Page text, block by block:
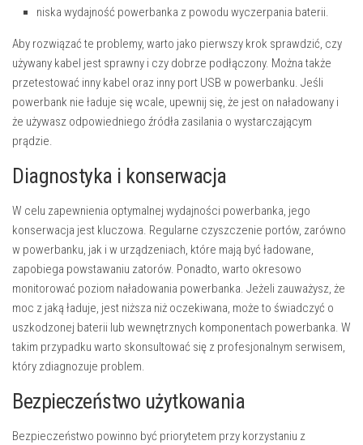
niska wydajność powerbanka z powodu wyczerpania baterii.
Aby rozwiązać te problemy, warto jako pierwszy krok sprawdzić, czy
używany kabel jest sprawny i czy dobrze podłączony. Można także
przetestować inny kabel oraz inny port USB w powerbanku. Jeśli
powerbank nie ładuje się wcale, upewnij się, że jest on naładowany i
że używasz odpowiedniego źródła zasilania o wystarczającym
prądzie.
Diagnostyka i konserwacja
W celu zapewnienia optymalnej wydajności powerbanka, jego
konserwacja jest kluczowa. Regularne czyszczenie portów, zarówno
w powerbanku, jak i w urządzeniach, które mają być ładowane,
zapobiega powstawaniu zatorów. Ponadto, warto okresowo
monitorować poziom naładowania powerbanka. Jeżeli zauważysz, że
moc z jaką ładuje, jest niższa niż oczekiwana, może to świadczyć o
uszkodzonej baterii lub wewnętrznych komponentach powerbanka. W
takim przypadku warto skonsultować się z profesjonalnym serwisem,
który zdiagnozuje problem.
Bezpieczeństwo użytkowania
Bezpieczeństwo powinno być priorytetem przy korzystaniu z